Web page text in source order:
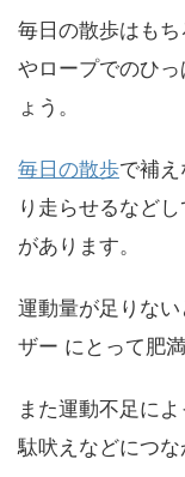
毎日の散歩はも
やロープでのひ
ょう。
毎日の散歩で補
り走らせるなど
があります。
運動量が足りな
ザー にとって肥
また運動不足に
駄吠えなどにつな